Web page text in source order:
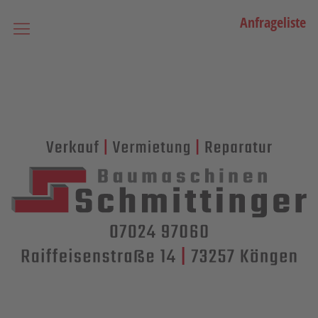
Anfrageliste
Bagger
Lader / Planiermaschinen
Lasergesteuerte Maschinen
Teleskopmaschinen
Miniraupenkrane